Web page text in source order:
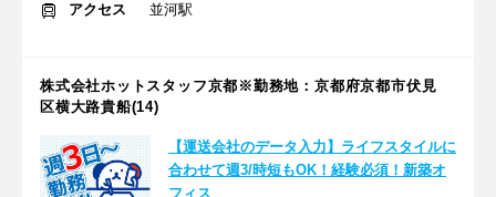
アクセス
並河駅
株式会社ホットスタッフ京都※勤務地：京都府京都市伏見
区横大路貴船(14)
【運送会社のデータ入力】ライフスタイルに
合わせて週3/時短もOK！経験必須！新築オ
フィス